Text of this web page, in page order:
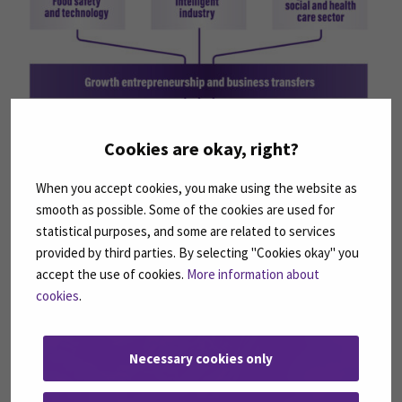
Cookies are okay, right?
When you accept cookies, you make using the website as
smooth as possible. Some of the cookies are used for
statistical purposes, and some are related to services
provided by third parties. By selecting "Cookies okay" you
accept the use of cookies. More information about
cookies.
Necessary cookies only
Kansainvälinen TKI-toiminta
(Avautuu uuteen